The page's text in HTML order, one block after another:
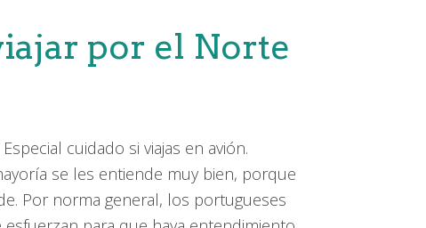
por el Norte
cuidado si viajas en avión.
se les entiende muy bien, porque
Por norma general, los portugueses